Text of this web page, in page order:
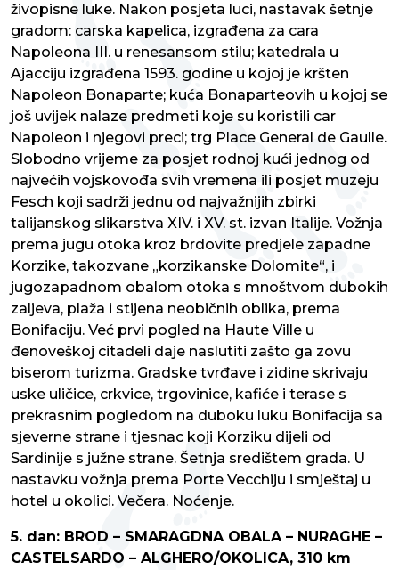
živopisne luke. Nakon posjeta luci, nastavak šetnje
gradom: carska kapelica, izgrađena za cara
Napoleona III. u renesansom stilu; katedrala u
Ajacciju izgrađena 1593. godine u kojoj je kršten
Napoleon Bonaparte; kuća Bonaparteovih u kojoj se
još uvijek nalaze predmeti koje su koristili car
Napoleon i njegovi preci; trg Place General de Gaulle.
Slobodno vrijeme za posjet rodnoj kući jednog od
najvećih vojskovođa svih vremena ili posjet muzeju
Fesch koji sadrži jednu od najvažnijih zbirki
talijanskog slikarstva XIV. i XV. st. izvan Italije. Vožnja
prema jugu otoka kroz brdovite predjele zapadne
Korzike, takozvane „korzikanske Dolomite“, i
jugozapadnom obalom otoka s mnoštvom dubokih
zaljeva, plaža i stijena neobičnih oblika, prema
Bonifaciju. Već prvi pogled na Haute Ville u
đenoveškoj citadeli daje naslutiti zašto ga zovu
biserom turizma. Gradske tvrđave i zidine skrivaju
uske uličice, crkvice, trgovinice, kafiće i terase s
prekrasnim pogledom na duboku luku Bonifacija sa
sjeverne strane i tjesnac koji Korziku dijeli od
Sardinije s južne strane. Šetnja središtem grada. U
nastavku vožnja prema Porte Vecchiju i smještaj u
hotel u okolici. Večera. Noćenje.
5. dan: BROD – SMARAGDNA OBALA – NURAGHE –
CASTELSARDO – ALGHERO/OKOLICA, 310 km